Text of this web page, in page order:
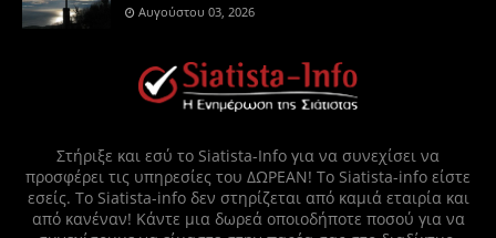
Αυγούστου 03, 2026
Στήριξε και εσύ το Siatista-Info για να συνεχίσει να
προσφέρει τις υπηρεσίες του ΔΩΡΕΑΝ! Το Siatista-info είστε
εσείς. Το Siatista-info δεν στηρίζεται από καμιά εταιρία και
από κανέναν! Κάντε μια δωρεά οποιοδήποτε ποσού για να